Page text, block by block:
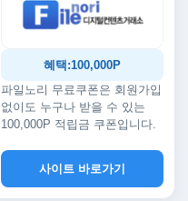
혜택:100,000P
파일노리 무료쿠폰은 회원가입
없이도 누구나 받을 수 있는
100,000P 적립금 쿠폰입니다.
사이트 바로가기